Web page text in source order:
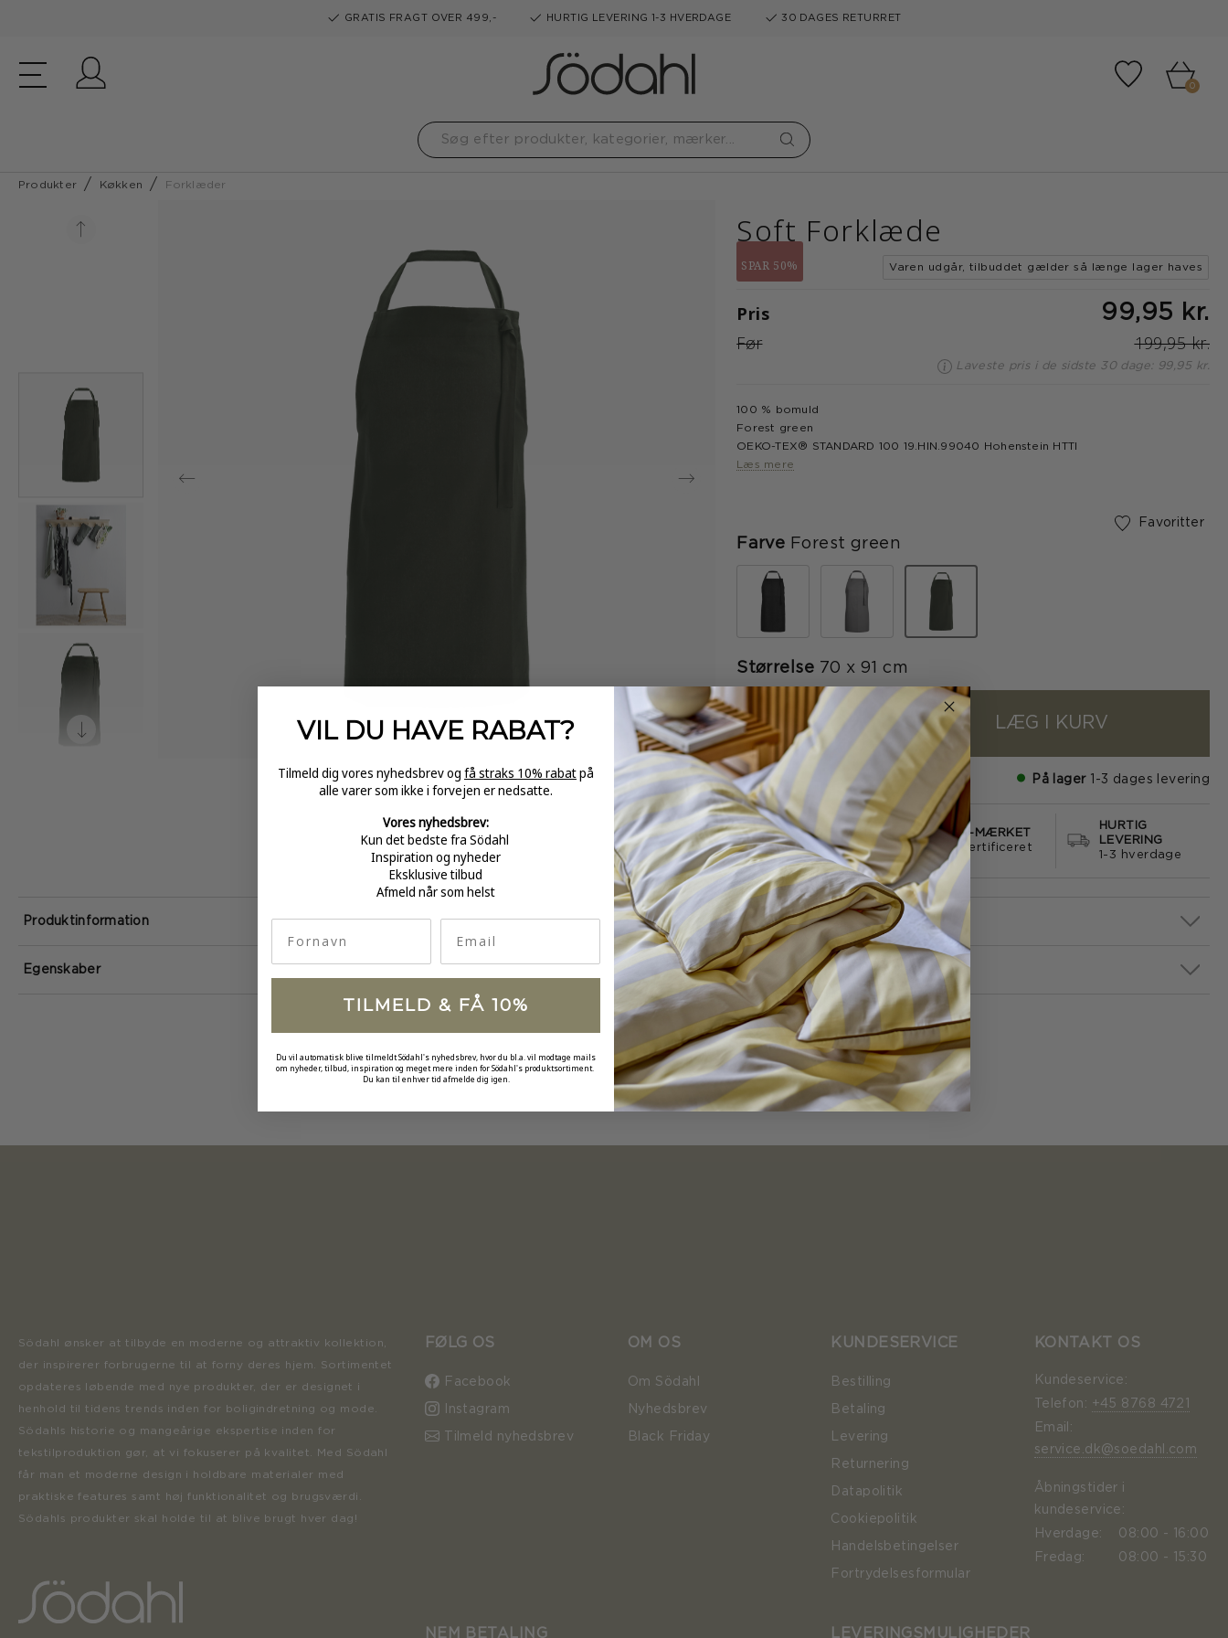
GRATIS FRAGT OVER 499,- HURTIG LEVERING 1-3 HVERDAGE 30 DAGES RETURRET
Tilføj til
0
Produkter Køkken Forklæder
Soft Forklæde
SPAR 50% Varen udgår, tilbuddet gælder så længe lager haves
Pris 99,95 kr.
Før 199,95 kr.
Laveste pris i de sidste 30 dage: 99,95 kr.
100 % bomuld
Forest green
OEKO-TEX® STANDARD 100 19.HIN.99040 Hohenstein HTTI
Læs mere
Favoritter
Farve Forest green
valgte
Størrelse 70 x 91 cm
- LÆG I KURV
På lager 1-3 dages levering
GRATIS FRAGT
over 499
E-MÆRKET
certificeret
HURTIG
LEVERING
1-3 hverdage
Egenskaber
Produktinformation
Södahl ønsker at tilbyde en moderne og attraktiv kollektion,
der inspirerer forbrugerne til at forny deres hjem. Sortimentet
opdateres løbende med nye produkter, der er designet i
henhold til tidens trends inden for boligindretning og mode.
Södahls historie og mangeårige ekspertise inden for
tekstilproduktion gør, at vi fokuserer på kvalitet. Med Södahl
får man et moderne design i holdbare materialer med
praktiske features samt høj funktionalitet og brugsværdi.
Södahls produkter skal holde til at blive brugt hver dag!
FØLG OS
Facebook
Instagram
Tilmeld nyhedsbrev
OM OS
Om Södahl
Nyhedsbrev
Black Friday
KUNDESERVICE
Bestilling
Betaling
Levering
Returnering
Datapolitik
Cookiepolitik
Handelsbetingelser
Fortrydelsesformular
KONTAKT OS
Kundeservice:
Telefon: +45 8768 4721
Email:
service.dk@soedahl.com
Åbningstider i
kundeservice:
Hverdage: 08:00 - 16:00
Fredag: 08:00 - 15:30
NEM BETALING LEVERINGSMULIGHEDER
VIL DU HAVE RABAT?
Tilmeld dig vores nyhedsbrev og få straks 10% rabatpå
alle varer som ikke i forvejen er nedsatte.
Vores nyhedsbrev:
Kun det bedste fra Södahl
Inspiration og nyheder
Eksklusive tilbud
Afmeld når som helst
TILMELD & FÅ 10%
Du vil automatisk blive tilmeldt Södahl's nyhedsbrev, hvor du bl.a. vil modtage mails
om nyheder, tilbud, inspiration og meget mere inden for Södahl's produktsortiment.
Du kan til enhver tid afmelde dig igen.